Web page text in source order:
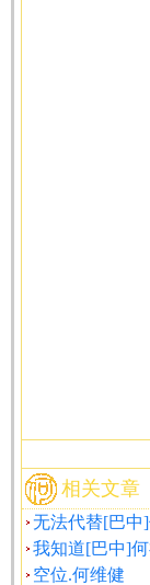
相关文章
无法代替[巴中
我知道[巴中]
空位.何维健